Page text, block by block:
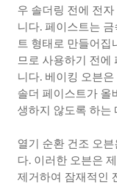
우 솔더링 전에 전
니다. 페이스트는
트 형태로 만들어집
므로 사용하기 전에
니다. 베이킹 오븐
솔더 페이스트가 올
생하지 않도록 하는
열기 순환 건조 오
다. 이러한 오븐은
제거하여 잠재적인